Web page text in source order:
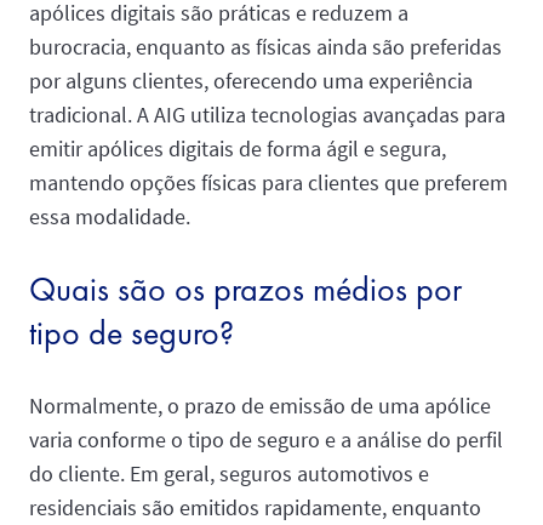
apólices digitais são práticas e reduzem a
burocracia, enquanto as físicas ainda são preferidas
por alguns clientes, oferecendo uma experiência
tradicional. A AIG utiliza tecnologias avançadas para
emitir apólices digitais de forma ágil e segura,
mantendo opções físicas para clientes que preferem
essa modalidade.
Quais são os prazos médios por
tipo de seguro?
Normalmente, o prazo de emissão de uma apólice
varia conforme o tipo de seguro e a análise do perfil
do cliente. Em geral, seguros automotivos e
residenciais são emitidos rapidamente, enquanto